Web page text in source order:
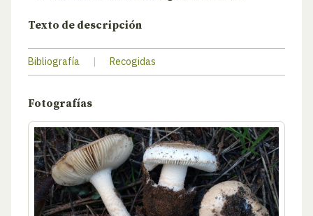
Texto de descripción
Bibliografía | Recogidas
Fotografías